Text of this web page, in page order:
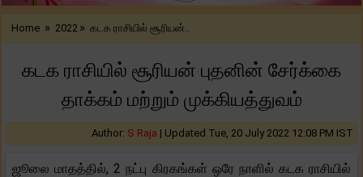
Home » 2022 » கடக ராசியில் சூரியன்..
கடக ராசியில் சூரியன் புதனின் சேர்க்கை
தாக்கம் மற்றும் முக்கியத்துவம்
Author: S Raja | Updated Tue, 20 July 2022 12:08 PM IST
ஜூலை மாதத்தில், 2 நட்பு கிரகங்கள் ஒரே நாளில் கடக ராசியில்